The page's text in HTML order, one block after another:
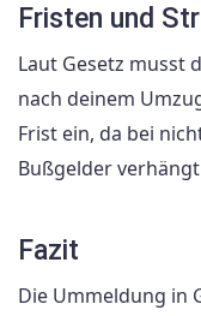
Fristen und
Laut Gesetz musst
nach deinem
Frist ein, da bei
Bußgelder
Fazit
Die Ummeldung in